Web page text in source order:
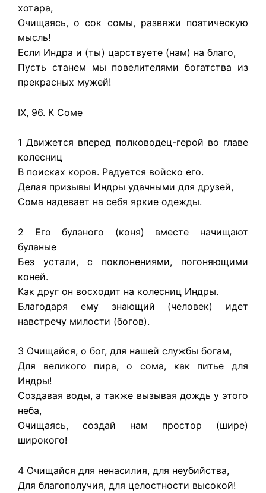
хотара,
Очищаясь, о сок сомы, развяжи поэтическую
мысль!
Если Индра и (ты) царствуете (нам) на благо,
Пусть станем мы повелителями богатства из
прекрасных мужей!
IX, 96. К Соме
1 Движется вперед полководец-герой во главе
колесниц
В поисках коров. Радуется войско его.
Делая призывы Индры удачными для друзей,
Сома надевает на себя яркие одежды.
2 Его буланого (коня) вместе начищают
буланые
Без устали, с поклонениями, погоняющими
коней.
Как друг он восходит на колесниц Индры.
Благодаря ему знающий (человек) идет
навстречу милости (богов).
3 Очищайся, о бог, для нашей службы богам,
Для великого пира, о сома, как питье для
Индры!
Создавая воды, а также вызывая дождь у этого
неба,
Очищаясь, создай нам простор (шире)
широкого!
4 Очищайся для ненасилия, для неубийства,
Для благополучия, для целостности высокой!